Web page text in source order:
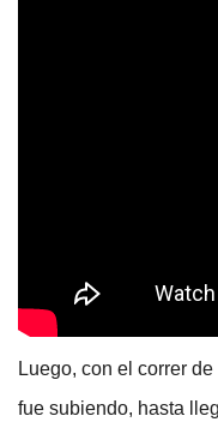
Luego, con el correr
fue subiendo, hasta